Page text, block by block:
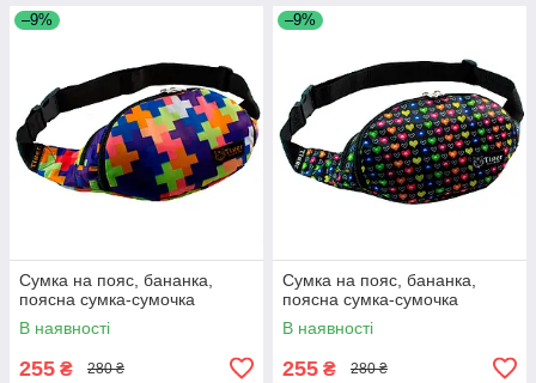
–9%
Сумка на пояс, бананка,
поясна сумка-сумочка
В наявності
255 ₴ 280 ₴
–9%
Сумка на пояс, бананка,
поясна сумка-сумочка
В наявності
255 ₴ 280 ₴